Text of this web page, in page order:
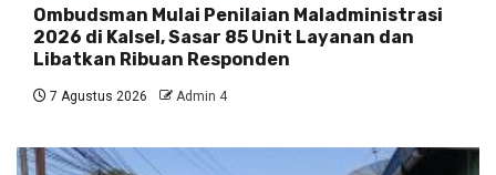
Ombudsman Mulai Penilaian Maladministrasi
2026 di Kalsel, Sasar 85 Unit Layanan dan
Libatkan Ribuan Responden
7 Agustus 2026 Admin 4